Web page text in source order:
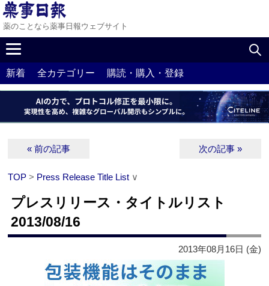
薬のことなら薬事日報ウェブサイト
新着 全カテゴリー 購読・購入・登録
« 前の記事 次の記事 »
TOP > Press Release Title List ∨
プレスリリース・タイトルリスト
2013/08/16
2013年08月16日 (金)